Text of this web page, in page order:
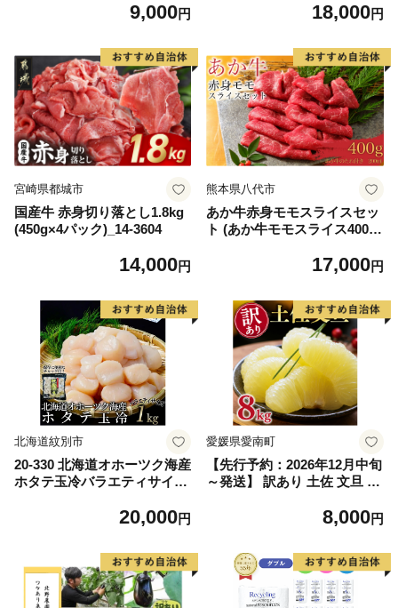
生ハム ×3パック（1パックあ
9,000円
産【山形eLab】 ka074-023-r
18,000円
宮崎県都城市
国産牛 赤身切り落とし1.8kg
(450g×4パック)_14-3604
14,000円
熊本県八代市
あか牛赤身モモスライスセッ
ト (あか牛モモスライス400
17,000円
北海道紋別市
20-330 北海道オホーツク海産
ホタテ玉冷バラエティサイズ
20,000円
愛媛県愛南町
【先行予約：2026年12月中旬
～発送】 訳あり 土佐 文旦 8k
ス) 8000円 わけあり ぶんたん
農家直送 期間限定 特産品 サ
イズミックス くらもとファー
ム 愛南町 愛媛県
8,000円